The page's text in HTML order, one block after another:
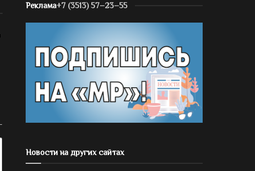
Реклама+7 (3513) 57–23–55
Новости на других сайтах